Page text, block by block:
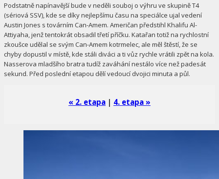
Podstatně napínavější bude v neděli souboj o výhru ve skupině T4
(sériová SSV), kde se díky nejlepšímu času na speciálce ujal vedení
Austin Jones s továrním Can-Amem. Američan předstihl Khalifu Al-
Attiyaha, jenž tentokrát obsadil třetí příčku. Katařan totiž na rychlostní
zkoušce udělal se svým Can-Amem kotrmelec, ale měl štěstí, že se
chyby dopustil v místě, kde stáli diváci a ti vůz rychle vrátili zpět na kola.
Nasserova mladšího bratra tudíž zaváhání nestálo více než padesát
sekund. Před poslední etapou dělí vedoucí dvojici minuta a půl.
« 2. etapa | 4. etapa »